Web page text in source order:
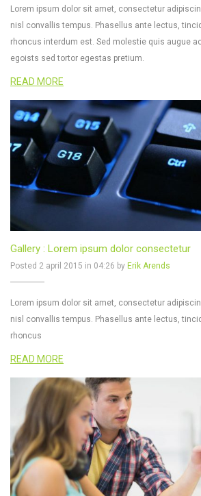
Lorem ipsum dolor sit amet, consectetur
nisl convallis tempus. Phasellus ante lectus,
rhoncus interdum est. Sed molestie quis augue
egoists sed tortor egestas pretium.
READ MORE
Gallery : Lorem ipsum dolor consectetur
Posted 2 april 2015 in 04:26 by Erik Arends
Lorem ipsum dolor sit amet, consectetur
nisl convallis tempus. Phasellus ante lectus,
rhoncus
READ MORE